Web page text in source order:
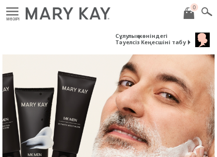
MӘЗІРІ
0
Сұлулық жөніндегі
Тәуелсіз Кеңесшіні табу